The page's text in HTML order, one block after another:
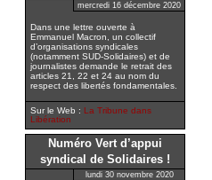
mercredi 16 décembre 2020
Dans une lettre ouverte à
Emmanuel Macron, un collectif
d’organisations syndicales
(notamment SUD-Solidaires) et de
journalistes demande le retrait des
articles 21, 22 et 24 au nom du
respect des libertés fondamentales.
Sur le Web : La Tribune dans
Libération
Numéro Vert d’appui
syndical de Solidaires !
lundi 30 novembre 2020